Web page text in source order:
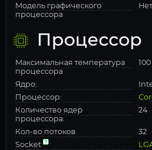
Модель графического
процессора
Нет
Процессор
Максимальная температура
процессора
100
Ядро:
Процессор:
Количество ядер
процессора:
24
Кол-во потоков
32
Socket